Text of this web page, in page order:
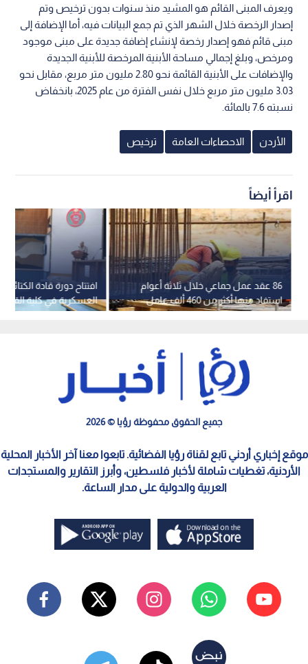
ويعرف المبنى القائم هو المشيد منذ سنوات بدون ترخيص وتم
إصدار الرخصة خلال الشهر الذي تم جمع البيانات فيه، أما الإضافة إلى
مبنى قائم فهو إصدار رخصة لإنشاء إضافة جديدة على مبنى موجود
ومرخص، وبلغ إجمالي مساحة الأبنية المرخصة للأبنية الجديدة
والإضافات على الأبنية القائمة نحو 2.80 مليون متر مربع، مقابل نحو
3.03 مليون متر مربع خلال نفس الفترة من عام 2025، بانخفاض
نسبته 7.6 بالمائة.
الأردن الاحصاءات العامة ترخيص
اقرأ أيضاً
افتتاح دورة قادة
العسكرية في كلية
الملكية الأردنية
86 عقد عمل جماعي خلال ثلاثة أعوام
استفاد منها أكثر من 460 ألف عامل
وعاملة
جميع الحقوق محفوظة رؤيا © 2026
موقع إخباري أردني تابع لقناة رؤيا الفضائية. تابعوا معنا آخر الأخبار المحلية
الأردنية، تغطيات شاملة لأخبار فلسطين، وأبرز التقارير والمستجدات
العربية والدولية على مدار الساعة.